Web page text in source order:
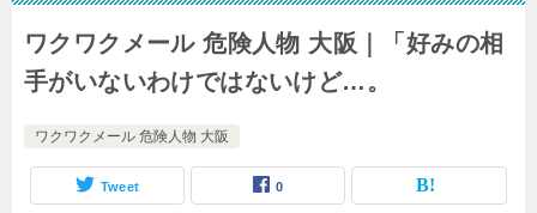
ワクワクメール 危険人物 大阪｜「好みの相
手がいないわけではないけど…。
ワクワクメール 危険人物 大阪
Tweet 0